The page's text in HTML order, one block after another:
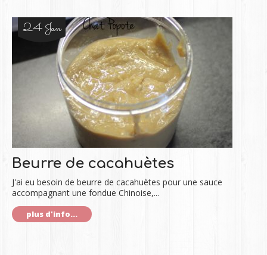
24 Jan
Beurre de cacahuètes
J'ai eu besoin de beurre de cacahuètes pour une sauce
accompagnant une fondue Chinoise,...
plus d'info...